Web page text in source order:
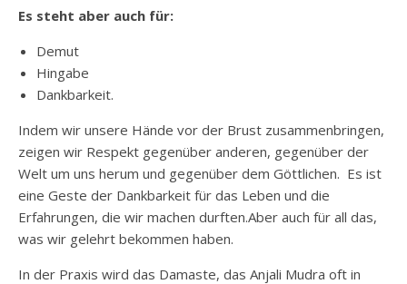
Es steht aber auch für:
Demut
Hingabe
Dankbarkeit.
Indem wir unsere Hände vor der Brust zusammenbringen,
zeigen wir Respekt gegenüber anderen, gegenüber der
Welt um uns herum und gegenüber dem Göttlichen. Es ist
eine Geste der Dankbarkeit für das Leben und die
Erfahrungen, die wir machen durften.Aber auch für all das,
was wir gelehrt bekommen haben.
In der Praxis wird das Damaste, das Anjali Mudra oft in